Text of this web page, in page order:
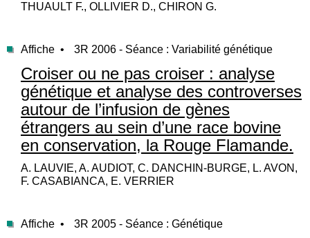
THUAULT F., OLLIVIER D., CHIRON G.
Affiche • 3R 2006 - Séance : Variabilité génétique
Croiser ou ne pas croiser : analyse
génétique et analyse des controverses
autour de l’infusion de gènes
étrangers au sein d’une race bovine
en conservation, la Rouge Flamande.
A. LAUVIE, A. AUDIOT, C. DANCHIN-BURGE, L. AVON,
F. CASABIANCA, E. VERRIER
Affiche • 3R 2005 - Séance : Génétique